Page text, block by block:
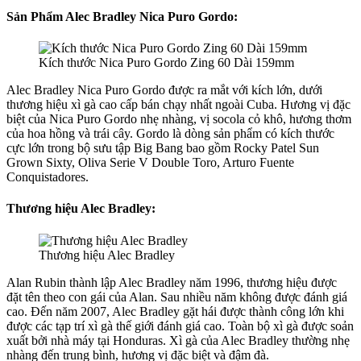
Sản Phẩm Alec Bradley Nica Puro Gordo:
Kích thước Nica Puro Gordo Zing 60 Dài 159mm
Alec Bradley Nica Puro Gordo được ra mắt với kích lớn, dưới
thương hiệu xì gà cao cấp bán chạy nhất ngoài Cuba. Hương vị đặc
biệt của Nica Puro Gordo nhẹ nhàng, vị socola cỏ khô, hương thơm
của hoa hồng và trái cây. Gordo là dòng sản phẩm có kích thước
cực lớn trong bộ sưu tập Big Bang bao gồm Rocky Patel Sun
Grown Sixty, Oliva Serie V Double Toro, Arturo Fuente
Conquistadores.
Thương hiệu Alec Bradley:
Thương hiệu Alec Bradley
Alan Rubin thành lập Alec Bradley năm 1996, thương hiệu được
đặt tên theo con gái của Alan. Sau nhiều năm không được đánh giá
cao. Đến năm 2007, Alec Bradley gặt hái được thành công lớn khi
được các tạp trí xì gà thế giới đánh giá cao. Toàn bộ xì gà được soản
xuất bởi nhà máy tại Honduras. Xì gà của Alec Bradley thường nhẹ
nhàng đến trung bình, hương vị đặc biệt và đậm đà.